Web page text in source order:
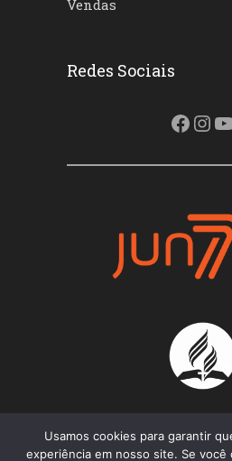
Vendas
Redes Sociais
Usamos cookies para garantir
experiência em nosso site. Se